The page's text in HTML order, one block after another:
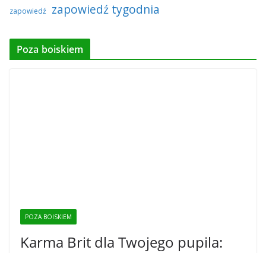
zapowiedź zapowiedź tygodnia
Poza boiskiem
POZA BOISKIEM
Karma Brit dla Twojego pupila: